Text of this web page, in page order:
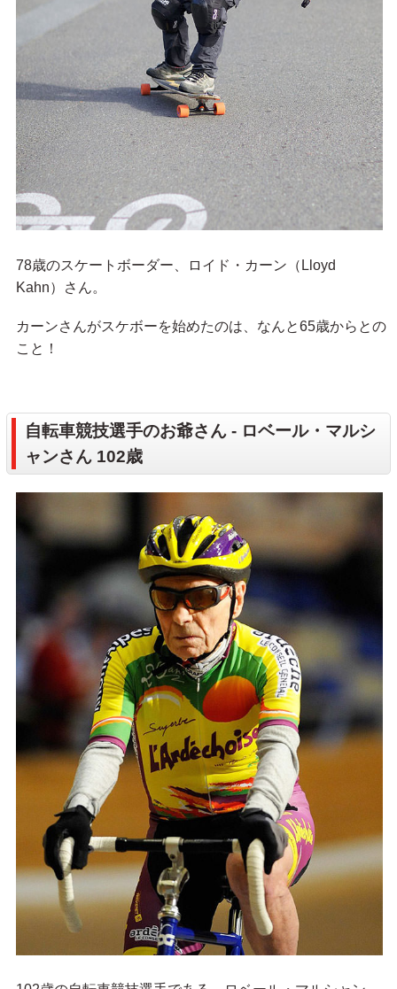
78歳のスケートボーダー、ロイド・カーン（Lloyd
Kahn）さん。
カーンさんがスケボーを始めたのは、なんと65歳からとの
こと！
自転車競技選手のお爺さん - ロベール・マルシ
ャンさん 102歳